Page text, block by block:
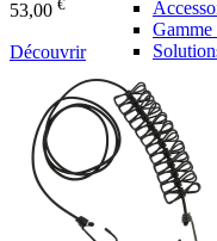
Gamme
Pied de
ART
Lot de
Pour
53,00 €
Découvrir